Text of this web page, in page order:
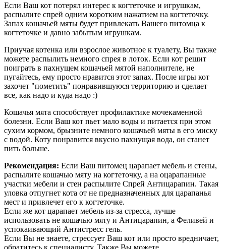
Если Ваш кот потерял интерес к когтеточке и игрушкам,
распылите спрей одним коротким нажатием на когтеточку.
Запах кошачьей мяты будет привлекать Вашего питомца к
когтеточке и давно забытым игрушкам.
Приучая котенка или взрослое животное к туалету, Вы также
можете распылить немного спрея в лоток. Если кот решит
поиграть в пахнущем кошачьей мятой наполнителе, не
пугайтесь, ему просто нравится этот запах. После игры кот
захочет "пометить" понравившуюся территорию и сделает
все, как надо и куда надо :)
Кошачья мята способствует профилактике мочекаменной
болезни. Если Ваш кот пьет мало воды и питается при этом
сухим кормом, брызните немного кошачьей мяты в его миску
с водой. Коту понравится вкусно пахнущая вода, он станет
пить больше.
Рекомендация: Если Ваш питомец царапает мебель и стены,
распылите кошачью мяту на когтеточку, а на оцарапанные
участки мебели и стен распылите Спрей Антицарапин. Такая
уловка отпугнет кота от не предназначенных для царапанья
мест и привлечет его к когтеточке.
Если же кот царапает мебель из-за стресса, лучше
использовать не кошачью мяту и Антицарапин, а Феливей и
успокаивающий Антистресс гель.
Если Вы не знаете, стрессует Ваш кот или просто вредничает,
обратитесь к специалисту. Также Вы можете